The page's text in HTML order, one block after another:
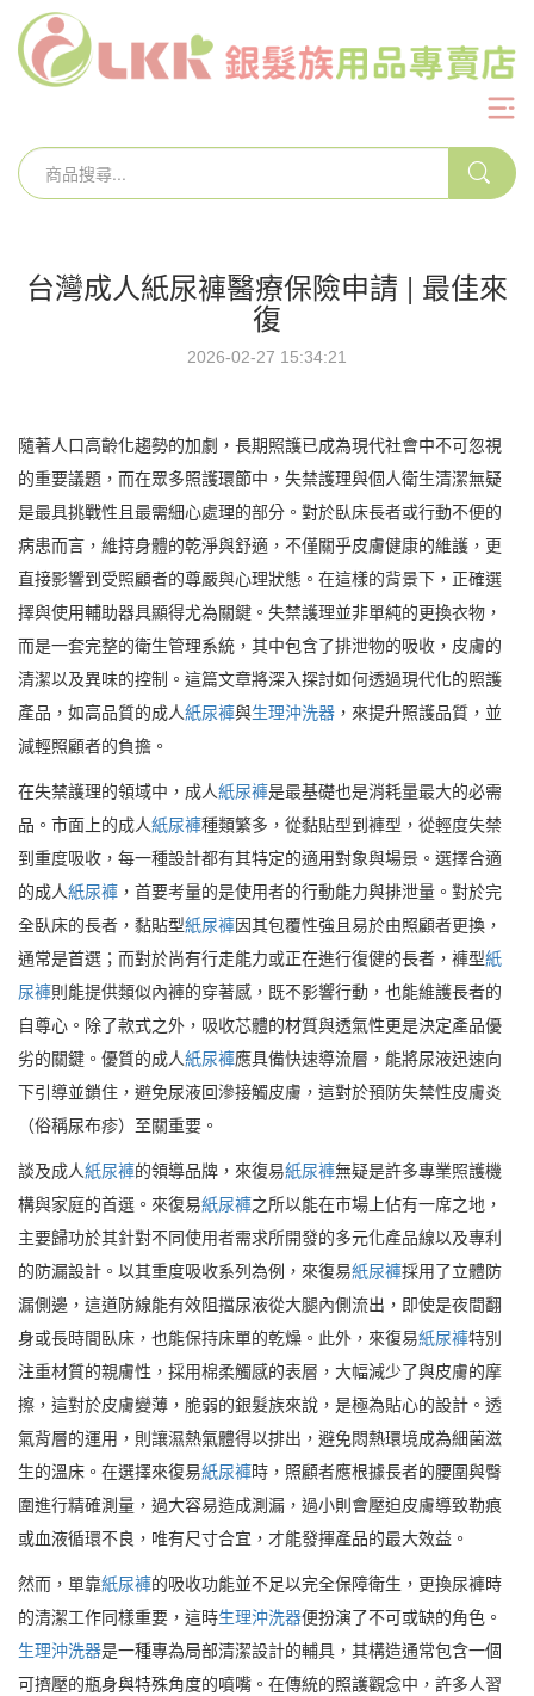
台灣成人紙尿褲醫療保險申請 | 最佳來
復
2026-02-27 15:34:21
隨著人口高齡化趨勢的加劇，長期照護已成為現代社會中不可忽視
的重要議題，而在眾多照護環節中，失禁護理與個人衛生清潔無疑
是最具挑戰性且最需細心處理的部分。對於臥床長者或行動不便的
病患而言，維持身體的乾淨與舒適，不僅關乎皮膚健康的維護，更
直接影響到受照顧者的尊嚴與心理狀態。在這樣的背景下，正確選
擇與使用輔助器具顯得尤為關鍵。失禁護理並非單純的更換衣物，
而是一套完整的衛生管理系統，其中包含了排泄物的吸收，皮膚的
清潔以及異味的控制。這篇文章將深入探討如何透過現代化的照護
產品，如高品質的成人紙尿褲與生理沖洗器 ，來提升照護品質，並
減輕照顧者的負擔。
在失禁護理的領域中，成人紙尿褲是最基礎也是消耗量最大的必需
品。市面上的成人紙尿褲種類繁多，從黏貼型到褲型，從輕度失禁
到重度吸收，每一種設計都有其特定的適用對象與場景。選擇合適
的成人紙尿褲 ，首要考量的是使用者的行動能力與排泄量。對於完
全臥床的長者，黏貼型紙尿褲因其包覆性強且易於由照顧者更換，
通常是首選；而對於尚有行走能力或正在進行復健的長者，褲型紙
尿褲則能提供類似內褲的穿著感，既不影響行動，也能維護長者的
自尊心。除了款式之外，吸收芯體的材質與透氣性更是決定產品優
劣的關鍵。優質的成人紙尿褲應具備快速導流層，能將尿液迅速向
下引導並鎖住，避免尿液回滲接觸皮膚，這對於預防失禁性皮膚炎
（俗稱尿布疹）至關重要。
談及成人紙尿褲的領導品牌，來復易紙尿褲無疑是許多專業照護機
構與家庭的首選。來復易紙尿褲之所以能在市場上佔有一席之地，
主要歸功於其針對不同使用者需求所開發的多元化產品線以及專利
的防漏設計。以其重度吸收系列為例，來復易紙尿褲採用了立體防
漏側邊，這道防線能有效阻擋尿液從大腿內側流出，即使是夜間翻
身或長時間臥床，也能保持床單的乾燥。此外，來復易紙尿褲特別
注重材質的親膚性，採用棉柔觸感的表層，大幅減少了與皮膚的摩
擦，這對於皮膚變薄，脆弱的銀髮族來說，是極為貼心的設計。透
氣背層的運用，則讓濕熱氣體得以排出，避免悶熱環境成為細菌滋
生的溫床。在選擇來復易紙尿褲時，照顧者應根據長者的腰圍與臀
圍進行精確測量，過大容易造成測漏，過小則會壓迫皮膚導致勒痕
或血液循環不良，唯有尺寸合宜，才能發揮產品的最大效益。
然而，單靠紙尿褲的吸收功能並不足以完全保障衛生，更換尿褲時
的清潔工作同樣重要，這時生理沖洗器便扮演了不可或缺的角色。
生理沖洗器是一種專為局部清潔設計的輔具，其構造通常包含一個
可擠壓的瓶身與特殊角度的噴嘴。在傳統的照護觀念中，許多人習